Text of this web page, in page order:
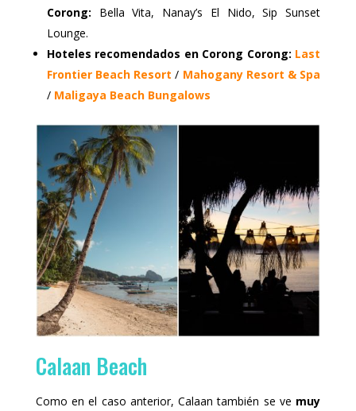
Corong: Bella Vita, Nanay’s El Nido, Sip Sunset
Lounge.
Hoteles recomendados en Corong Corong: Last
Frontier Beach Resort / Mahogany Resort & Spa
/ Maligaya Beach Bungalows
Calaan Beach
Como en el caso anterior, Calaan también se ve muy